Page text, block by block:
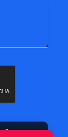
Enviar